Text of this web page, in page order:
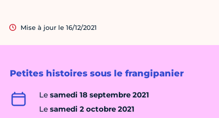
Petites histoires sous le frangipanier
Le samedi 18 septembre 2021
Le samedi 2 octobre 2021
Mise à jour le 16/12/2021